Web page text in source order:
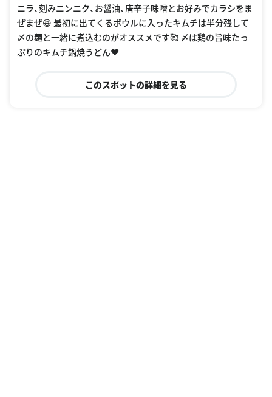
ニラ、刻みニンニク、お醤油、唐辛子味噌とお好みでカラシをま
ぜまぜ😆 最初に出てくるボウルに入ったキムチは半分残して
〆の麺と一緒に煮込むのがオススメです🥰 〆は鶏の旨味たっ
ぷりのキムチ鍋焼うどん❤️
このスポットの詳細を見る